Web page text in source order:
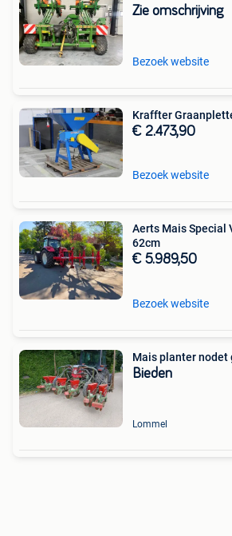
Zie omschrijving
Bezoek website
Kraffter
€ 2.473,90
Bezoek website
Aerts Mais Special
62cm
€ 5.989,50
Bezoek website
Mais planter nodet
Bieden
Lommel